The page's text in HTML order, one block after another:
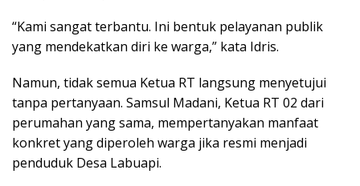
“Kami sangat terbantu. Ini bentuk pelayanan publik
yang mendekatkan diri ke warga,” kata Idris.
Namun, tidak semua Ketua RT langsung menyetujui
tanpa pertanyaan. Samsul Madani, Ketua RT 02 dari
perumahan yang sama, mempertanyakan manfaat
konkret yang diperoleh warga jika resmi menjadi
penduduk Desa Labuapi.